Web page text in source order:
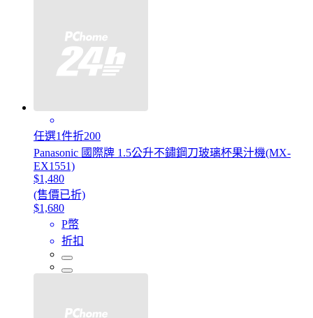
任選1件折200
Panasonic 國際牌 1.5公升不鏽鋼刀玻璃杯果汁機(MX-
EX1551)
$1,480
(售價已折)
$1,680
P幣
折扣